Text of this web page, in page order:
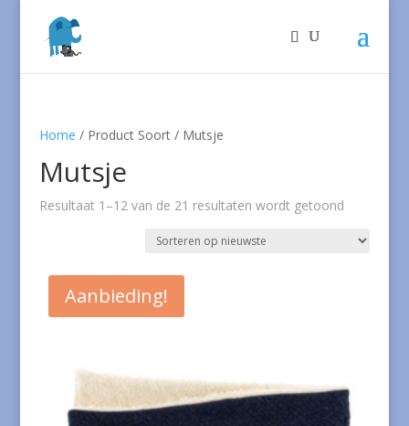
Home / Product Soort / Mutsje
Mutsje
Resultaat 1–12 van de 21 resultaten wordt getoondGesorteerd
nieuwste
Aanbieding!